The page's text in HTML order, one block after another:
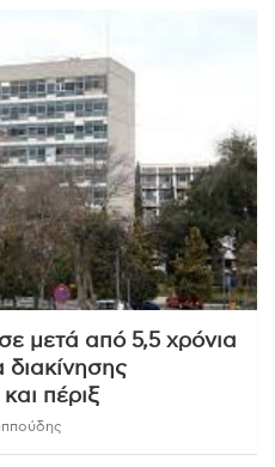
μετά από 5,5 χρόνια
διακίνησης
πέριξ